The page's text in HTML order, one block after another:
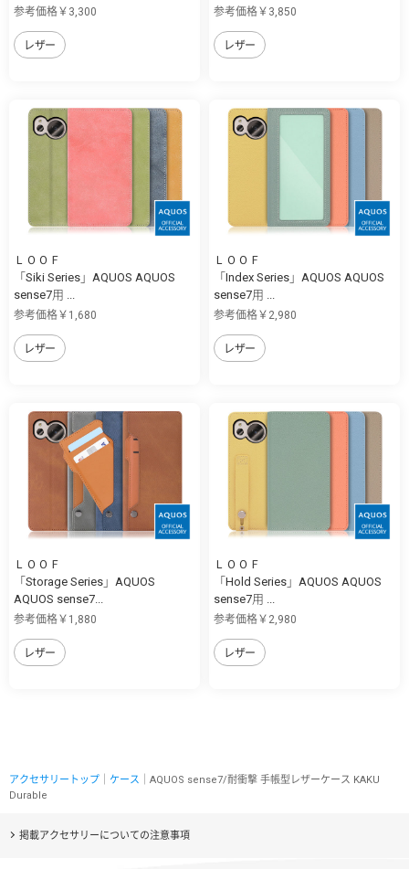
参考価格￥3,300
レザー
参考価格￥3,850
レザー
ＬＯＯＦ
「Siki Series」AQUOS AQUOS
sense7用 ...
参考価格￥1,680
レザー
ＬＯＯＦ
「Index Series」AQUOS AQUOS
sense7用 ...
参考価格￥2,980
レザー
ＬＯＯＦ
「Storage Series」AQUOS
AQUOS sense7...
参考価格￥1,880
レザー
ＬＯＯＦ
「Hold Series」AQUOS AQUOS
sense7用 ...
参考価格￥2,980
レザー
アクセサリートップ ケース ｜AQUOS sense7/耐衝撃 手帳型レザーケース KAKU
Durable
掲載アクセサリーについての注意事項